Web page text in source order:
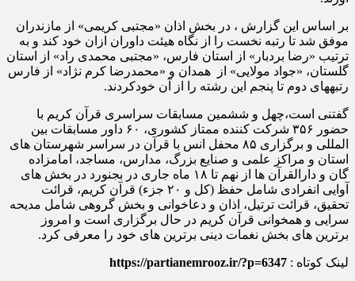
بر اساس این گزارش ، در بخش اذان «مجتبی کریمی» از مازندران
موفق شد تا رتبه نخست را از نگاه هیئت داوران ازان خود کند و به
ترتیب «رضا بردبار» از استان فارس، «مجتبی محمدی راد» از استان
گلستان، «جواد مولایی» از همدان و «محمدرضا کرم نژاد» از فارس
رتبههای دوم تا پنجم این رشته را از آن خودکردند.
گفتنی است،چهل و ششمین مسابقات سراسری قرآن کریم با
حضور ۳۵۶ شرکت کننده ممتاز کشوری، ۶۰ داور مسابقات بین
المللی و برگزاری ۸۵ محفل انس با قرآن در سراسر شهرستان های
استان و مراکز علمی و صنایع بزرگ، مدارس، مساجد، امامزاده
گان و دارالقرآن ها از نهم تا ۱۸ ماه جاری در بجنورد در بخش های
آوایی انفرادی شامل حفظ (کل و ۲۰ جزء) قرآن کریم، قرائت
تحقیق، قرائت ترتیل، اذان و دعاخوانی و بخش گروهی شامل مدیحه
سرایی و همخوانی قرآن کریم در حال برگزاری است و امروز
برترین های بخش نغمات دینی برترین های خود را معرفی کرد.
لینک کوتاه : https://partianemrooz.ir/?p=6347